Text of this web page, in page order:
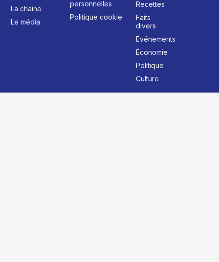
La chaine
Le média
personnelles
Politique cookie
Recettes
Faits
divers
Événements
Économie
Politique
Culture